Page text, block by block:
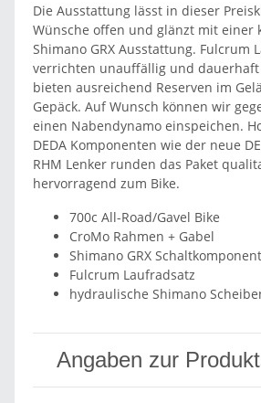
Die Ausstattung lässt in dieser
Wünsche offen und glänzt mit einer
Shimano GRX Ausstattung. Fulcrum
verrichten unauffällig und
bieten ausreichend Reserven im
Gepäck. Auf Wunsch können wir
einen Nabendynamo einspeichen.
DEDA Komponenten wie der neue
RHM Lenker runden das Paket
hervorragend zum Bike.
700c All-Road/Gavel Bike
CroMo Rahmen + Gabel
Shimano GRX
Fulcrum Laufradsatz
hydraulische Shimano
Angaben zur